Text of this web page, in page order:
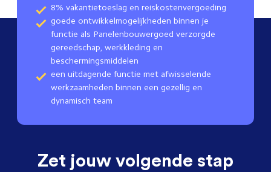
8% vakantietoeslag en reiskostenvergoeding
goede ontwikkelmogelijkheden binnen je
functie als Panelenbouwergoed verzorgde
gereedschap, werkkleding en
beschermingsmiddelen
een uitdagende functie met afwisselende
werkzaamheden binnen een gezellig en
dynamisch team
Zet jouw volgende stap